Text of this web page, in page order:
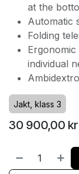
at the
Automatic
Folding
individual
Jakt, klass 3
30 900,00 kr